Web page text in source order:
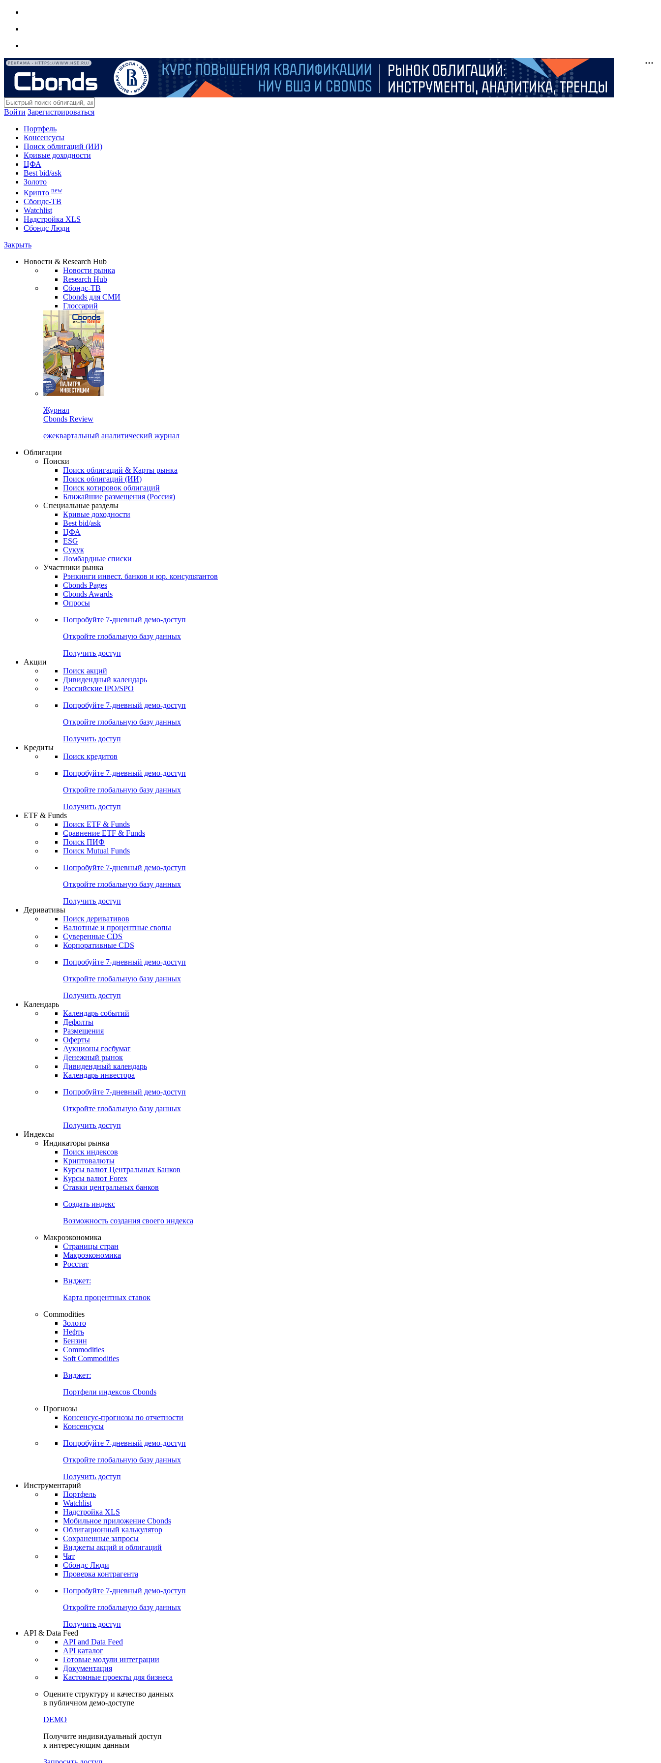
РЕКЛАМА • HTTPS://WWW.HSE.RU/
Войти Зарегистрироваться
Портфель
Консенсусы
Поиск облигаций (ИИ)
Кривые доходности
ЦФА
Best bid/ask
Золото
Крипто new
Сбондс-ТВ
Watchlist
Надстройка XLS
Сбондс Люди
Закрыть
Новости & Research Hub
Новости рынка
Research Hub
Сбондс-ТВ
Cbonds для СМИ
Глоссарий
Журнал
Cbonds Review
ежеквартальный аналитический журнал
Облигации
Поиски
Поиск облигаций & Карты рынка
Поиск облигаций (ИИ)
Поиск котировок облигаций
Ближайшие размещения (Россия)
Специальные разделы
Кривые доходности
Best bid/ask
ЦФА
ESG
Сукук
Ломбардные списки
Участники рынка
Рэнкинги инвест. банков и юр. консультантов
Cbonds Pages
Cbonds Awards
Опросы
Попробуйте 7-дневный демо-доступ
Откройте глобальную базу данных
Получить доступ
Акции
Поиск акций
Дивидендный календарь
Российские IPO/SPO
Попробуйте 7-дневный демо-доступ
Откройте глобальную базу данных
Получить доступ
Кредиты
Поиск кредитов
Попробуйте 7-дневный демо-доступ
Откройте глобальную базу данных
Получить доступ
ETF & Funds
Поиск ETF & Funds
Сравнение ETF & Funds
Поиск ПИФ
Поиск Mutual Funds
Попробуйте 7-дневный демо-доступ
Откройте глобальную базу данных
Получить доступ
Деривативы
Поиск деривативов
Валютные и процентные свопы
Суверенные CDS
Корпоративные CDS
Попробуйте 7-дневный демо-доступ
Откройте глобальную базу данных
Получить доступ
Календарь
Календарь событий
Дефолты
Размещения
Оферты
Аукционы госбумаг
Денежный рынок
Дивидендный календарь
Календарь инвестора
Попробуйте 7-дневный демо-доступ
Откройте глобальную базу данных
Получить доступ
Индексы
Индикаторы рынка
Поиск индексов
Криптовалюты
Курсы валют Центральных Банков
Курсы валют Forex
Ставки центральных банков
Создать индекс
Возможность создания своего индекса
Макроэкономика
Страницы стран
Макроэкономика
Росстат
Виджет:
Карта процентных ставок
Commodities
Золото
Нефть
Бензин
Commodities
Soft Commodities
Виджет:
Портфели индексов Cbonds
Прогнозы
Консенсус-прогнозы по отчетности
Консенсусы
Попробуйте 7-дневный демо-доступ
Откройте глобальную базу данных
Получить доступ
Инструментарий
Портфель
Watchlist
Надстройка XLS
Мобильное приложение Cbonds
Облигационный калькулятор
Сохраненные запросы
Виджеты акций и облигаций
Чат
Сбондс Люди
Проверка контрагента
Попробуйте 7-дневный демо-доступ
Откройте глобальную базу данных
Получить доступ
API & Data Feed
API and Data Feed
API каталог
Готовые модули интеграции
Документация
Кастомные проекты для бизнеса
Оцените структуру и качество данных
в публичном демо-доступе
DEMO
Получите индивидуальный доступ
к интересующим данным